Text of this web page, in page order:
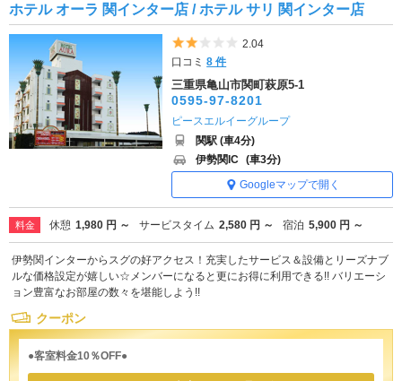
ホテル オーラ 関インター店 / ホテル サリ 関インター店
5つ星のうち2
2.04
口コミ8 件
三重県亀山市関町萩原5-1
0595-97-8201
ピースエルイーグループ
関駅 (車4分)
伊勢関IC (車3分)
Googleマップで開く
料金 休憩 1,980 円 ～ サービスタイム 2,580 円 ～ 宿泊 5,900 円 ～
伊勢関インターからスグの好アクセス！充実したサービス＆設備とリーズナブ
ルな価格設定が嬉しい☆メンバーになると更にお得に利用できる!! バリエーシ
ョン豊富なお部屋の数々を堪能しよう!!
クーポン
●客室料金10％OFF●